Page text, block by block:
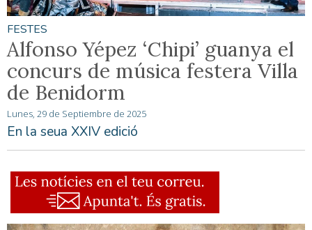
FESTES
Alfonso Yépez ‘Chipi’ guanya el
concurs de música festera Villa
de Benidorm
Lunes, 29 de Septiembre de 2025
En la seua XXIV edició